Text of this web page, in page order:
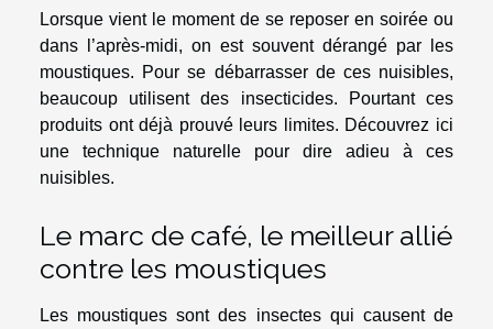
Lorsque vient le moment de se reposer en soirée ou
dans l’après-midi, on est souvent dérangé par les
moustiques. Pour se débarrasser de ces nuisibles,
beaucoup utilisent des insecticides. Pourtant ces
produits ont déjà prouvé leurs limites. Découvrez ici
une technique naturelle pour dire adieu à ces
nuisibles.
Le marc de café, le meilleur allié
contre les moustiques
Les moustiques sont des insectes qui causent de